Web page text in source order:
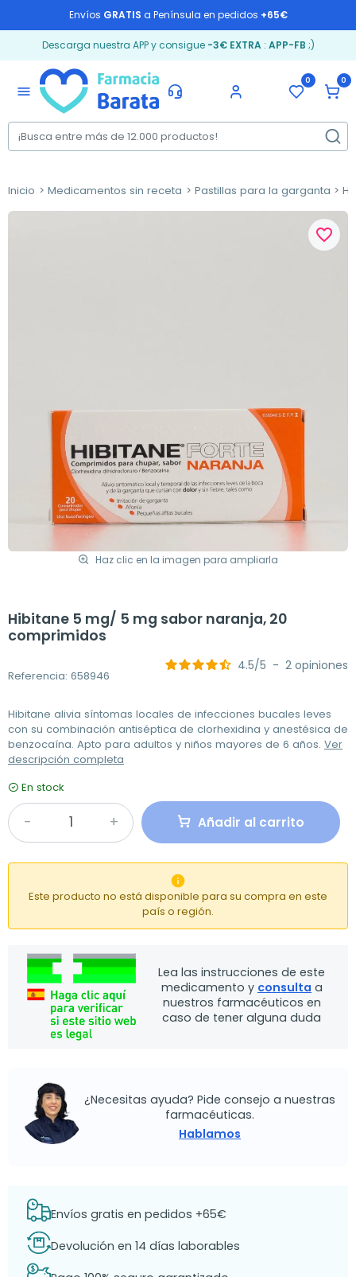
Envíos GRATIS a Península en pedidos +65€
Descarga nuestra APP y consigue -3€ EXTRA: APP-FB ;)
menu
0 0
Inicio Medicamentos sin receta Pastillas para la garganta
Haz clic en la imagen para ampliarla
favorite_border
Hibitane 5 mg/ 5 mg sabor naranja, 20
comprimidos
Referencia: 658946
4.5/5 - 2 opiniones
Hibitane alivia síntomas locales de infecciones bucales leves
con su combinación antiséptica de clorhexidina y anestésica de
benzocaína. Apto para adultos y niños mayores de 6 años. Ver
descripción completa
En stock
Añadir al carrito

Este producto no está disponible para su compra en este
país o región.
Lea las instrucciones de este
medicamento y consulta a
nuestros farmacéuticos en
caso de tener alguna duda
¿Necesitas ayuda? Pide consejo a nuestras
farmacéuticas.
Hablamos
Envíos gratis en pedidos +65€
Devolución en 14 días laborables